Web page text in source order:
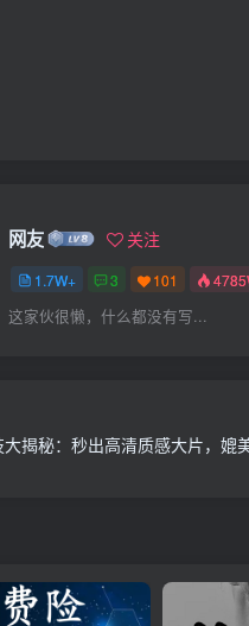
网友 关注
1.7W+ 3 101
这家伙很懒，什么都没有写...
揭秘：秒出高清质感大片，媲